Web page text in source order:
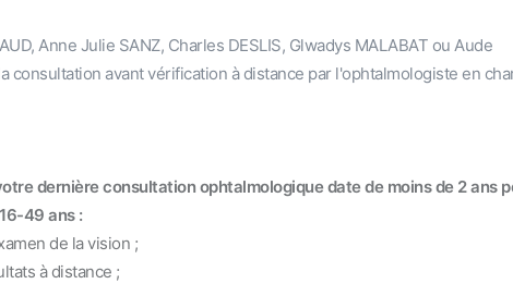
Anne Julie SANZ, Charles DESLIS, Glwadys MALABAT ou Aude
consultation avant vérification à distance par l'ophtalmologiste en
dernière consultation ophtalmologique date de moins de 2 ans
49 ans :
de la vision ;
à distance ;